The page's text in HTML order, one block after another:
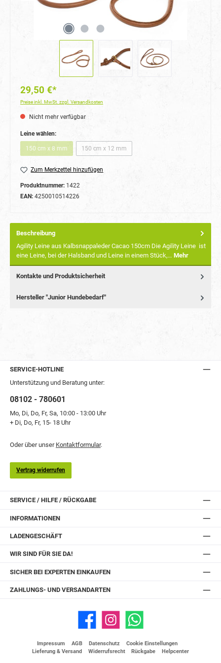
29,50 €*
Preise inkl. MwSt. zzgl. Versandkosten
Nicht mehr verfügbar
Leine wählen:auswählen
150 cm x 8 mm(Diese Option ist zurzeit nicht verfügbar.)
150 cm x 12 mm(Diese Option ist zurzeit nicht verfügbar.)
Zum Merkzettel hinzufügen
Produktnummer: 1422
EAN: 4250010514226
Beschreibung
Agility Leine aus Kalbsnappaleder Cacao 150cm Die Agility Leine ist
eine Leine, bei der Halsband und Leine in einem Stück,… Mehr
Kontakte und Produktsicherheit
Hersteller "Junior Hundebedarf"
SERVICE-HOTLINE
Unterstützung und Beratung unter:
08102 - 780601
Mo, Di, Do, Fr, Sa, 10:00 - 13:00 Uhr
+ Di, Do, Fr, 15- 18 Uhr
Oder über unser Kontaktformular.
Vertrag widerrufen
SERVICE / HILFE / RÜCKGABE
INFORMATIONEN
LADENGESCHÄFT
WIR SIND FÜR SIE DA!
SICHER BEI EXPERTEN EINKAUFEN
ZAHLUNGS- UND VERSANDARTEN
Facebook Instagram WhatsApp
Impressum AGB Datenschutz
Cookie Einstellungen
Lieferung & Versand
Widerrufsrecht Rückgabe Helpcenter